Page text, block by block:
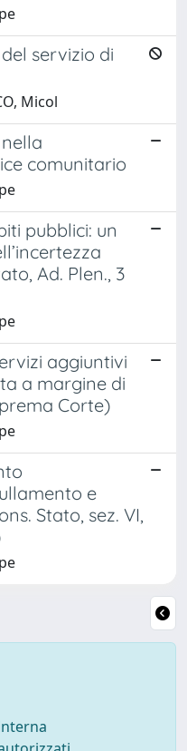
servizio di
Micol
comunitario
pubblici: un
Ad. Plen., 3
aggiuntivi
a margine di
Corte)
e
Stato, sez. VI,